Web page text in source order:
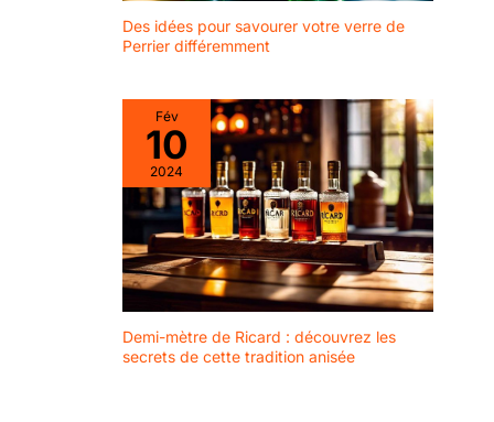
pratique Créez
Fête Joyeuse et
Tropicale：Ces
décorations hautes
en couleurs et aux
formes ludiques
(flamant rose,
ananas, feu
d'artifice)
transforment
immédiatement un
verre, un gâteau ou
une assiette de
couleur à l'été.
Des idées pour savourer votre verre de
Perrier différemment
Fév
10
2024
Demi-mètre de Ricard : découvrez les
secrets de cette tradition anisée